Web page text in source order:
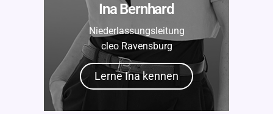
Ina Bernhard
Niederlassungsleitung
cleo Ravensburg
Lerne Ina kennen